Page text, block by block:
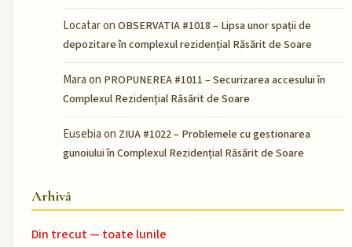
Locataron OBSERVATIA #1018 – Lipsa unor spații de
depozitare în complexul rezidențial Răsărit de Soare
Maraon PROPUNEREA #1011 – Securizarea accesului în
Complexul Rezidențial Răsărit de Soare
Eusebiaon ZIUA #1022 – Problemele cu gestionarea
gunoiului în Complexul Rezidențial Răsărit de Soare
Arhivă
Din trecut — toate lunile